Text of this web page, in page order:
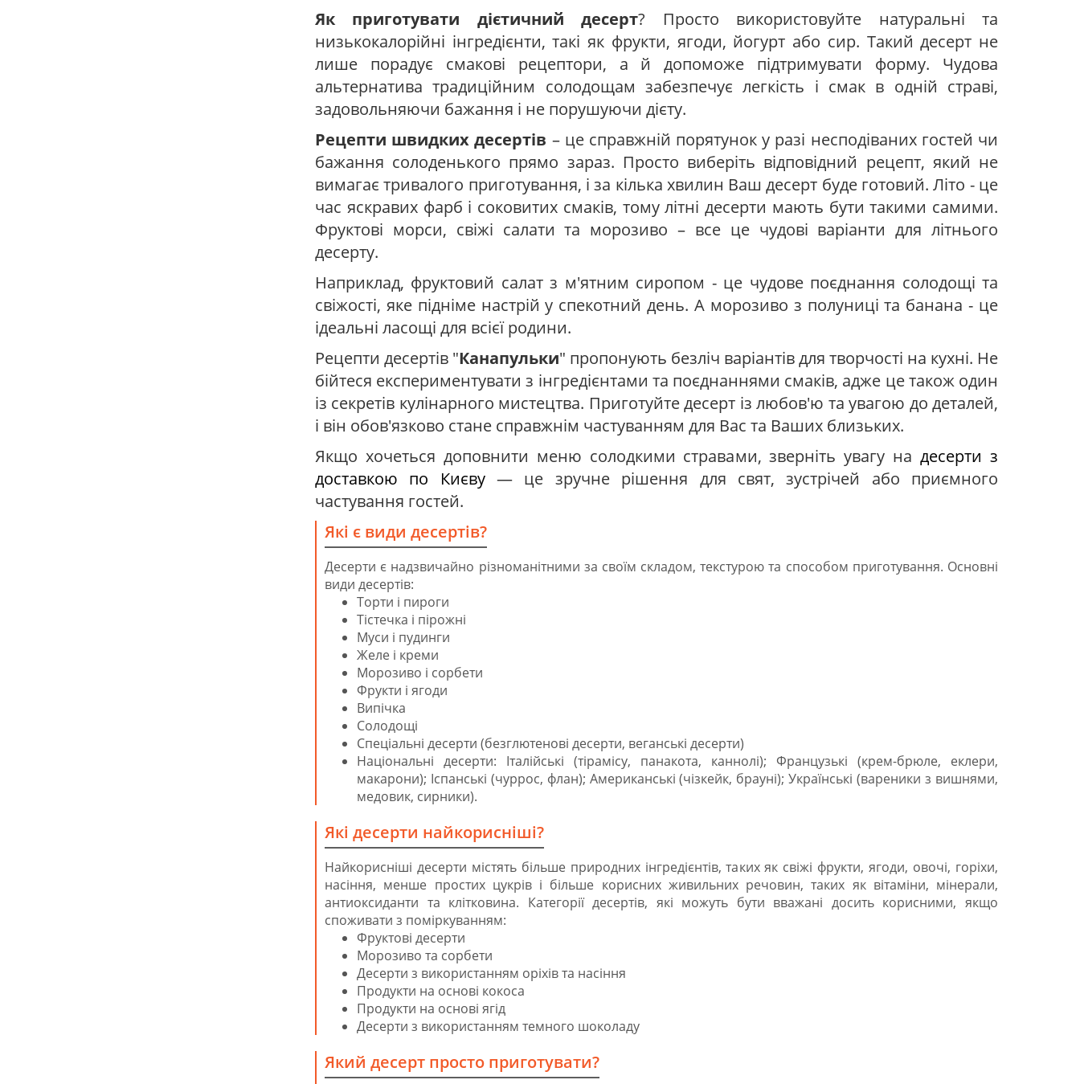
Як приготувати дієтичний десерт? Просто використовуйте натуральні та
низькокалорійні інгредієнти, такі як фрукти, ягоди, йогурт або сир. Такий десерт не
лише порадує смакові рецептори, а й допоможе підтримувати форму. Чудова
альтернатива традиційним солодощам забезпечує легкість і смак в одній страві,
задовольняючи бажання і не порушуючи дієту.
Рецепти швидких десертів – це справжній порятунок у разі несподіваних гостей чи
бажання солоденького прямо зараз. Просто виберіть відповідний рецепт, який не
вимагає тривалого приготування, і за кілька хвилин Ваш десерт буде готовий. Літо - це
час яскравих фарб і соковитих смаків, тому літні десерти мають бути такими самими.
Фруктові морси, свіжі салати та морозиво – все це чудові варіанти для літнього
десерту.
Наприклад, фруктовий салат з м'ятним сиропом - це чудове поєднання солодощі та
свіжості, яке підніме настрій у спекотний день. А морозиво з полуниці та банана - це
ідеальні ласощі для всієї родини.
Рецепти десертів "Канапульки" пропонують безліч варіантів для творчості на кухні. Не
бійтеся експериментувати з інгредієнтами та поєднаннями смаків, адже це також один
із секретів кулінарного мистецтва. Приготуйте десерт із любов'ю та увагою до деталей,
і він обов'язково стане справжнім частуванням для Вас та Ваших близьких.
Якщо хочеться доповнити меню солодкими стравами, зверніть увагу надесерти з
доставкою по Києву— це зручне рішення для свят, зустрічей або приємного
частування гостей.
Які є види десертів?
Десерти є надзвичайно різноманітними за своїм складом, текстурою та способом приготування. Основні
види десертів:
Торти і пироги
Тістечка і пірожні
Муси і пудинги
Желе і креми
Морозиво і сорбети
Фрукти і ягоди
Випічка
Солодощі
Спеціальні десерти (безглютенові десерти, веганські десерти)
Національні десерти: Італійські (тірамісу, панакота, каннолі); Французькі (крем-брюле, еклери,
макарони); Іспанські (чуррос, флан); Американські (чізкейк, брауні); Українські (вареники з вишнями,
медовик, сирники).
Які десерти найкорисніші?
Найкорисніші десерти містять більше природних інгредієнтів, таких як свіжі фрукти, ягоди, овочі, горіхи,
насіння, менше простих цукрів і більше корисних живильних речовин, таких як вітаміни, мінерали,
антиоксиданти та клітковина. Категорії десертів, які можуть бути вважані досить корисними, якщо
споживати з поміркуванням:
Фруктові десерти
Морозиво та сорбети
Десерти з використанням оріхів та насіння
Продукти на основі кокоса
Продукти на основі ягід
Десерти з використанням темного шоколаду
Який десерт просто приготувати?